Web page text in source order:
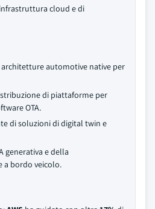
cloud e di
architetture automotive native per
di piattaforme per
OTA.
di soluzioni di digital twin e
generativa e della
a bordo veicolo.